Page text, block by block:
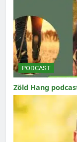
PODCAST
Zöld Hang